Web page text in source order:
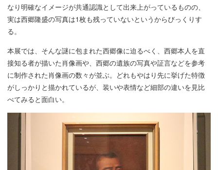
なり明確なイメージが共通認識として出来上がっているものの、
実は西郷隆盛の写真は1枚も残っていないというからびっくりす
る。
本展では、そんな謎に包まれた西郷像に迫るべく、西郷本人を直
接知る者が描いた肖像画や、西郷の遺族の写真や証言などを参考
に制作された肖像画の数々が並ぶ。どれもやはり先に挙げた特徴
がしっかりと描かれているが、装いや表情など細部の違いを見比
べてみると面白い。